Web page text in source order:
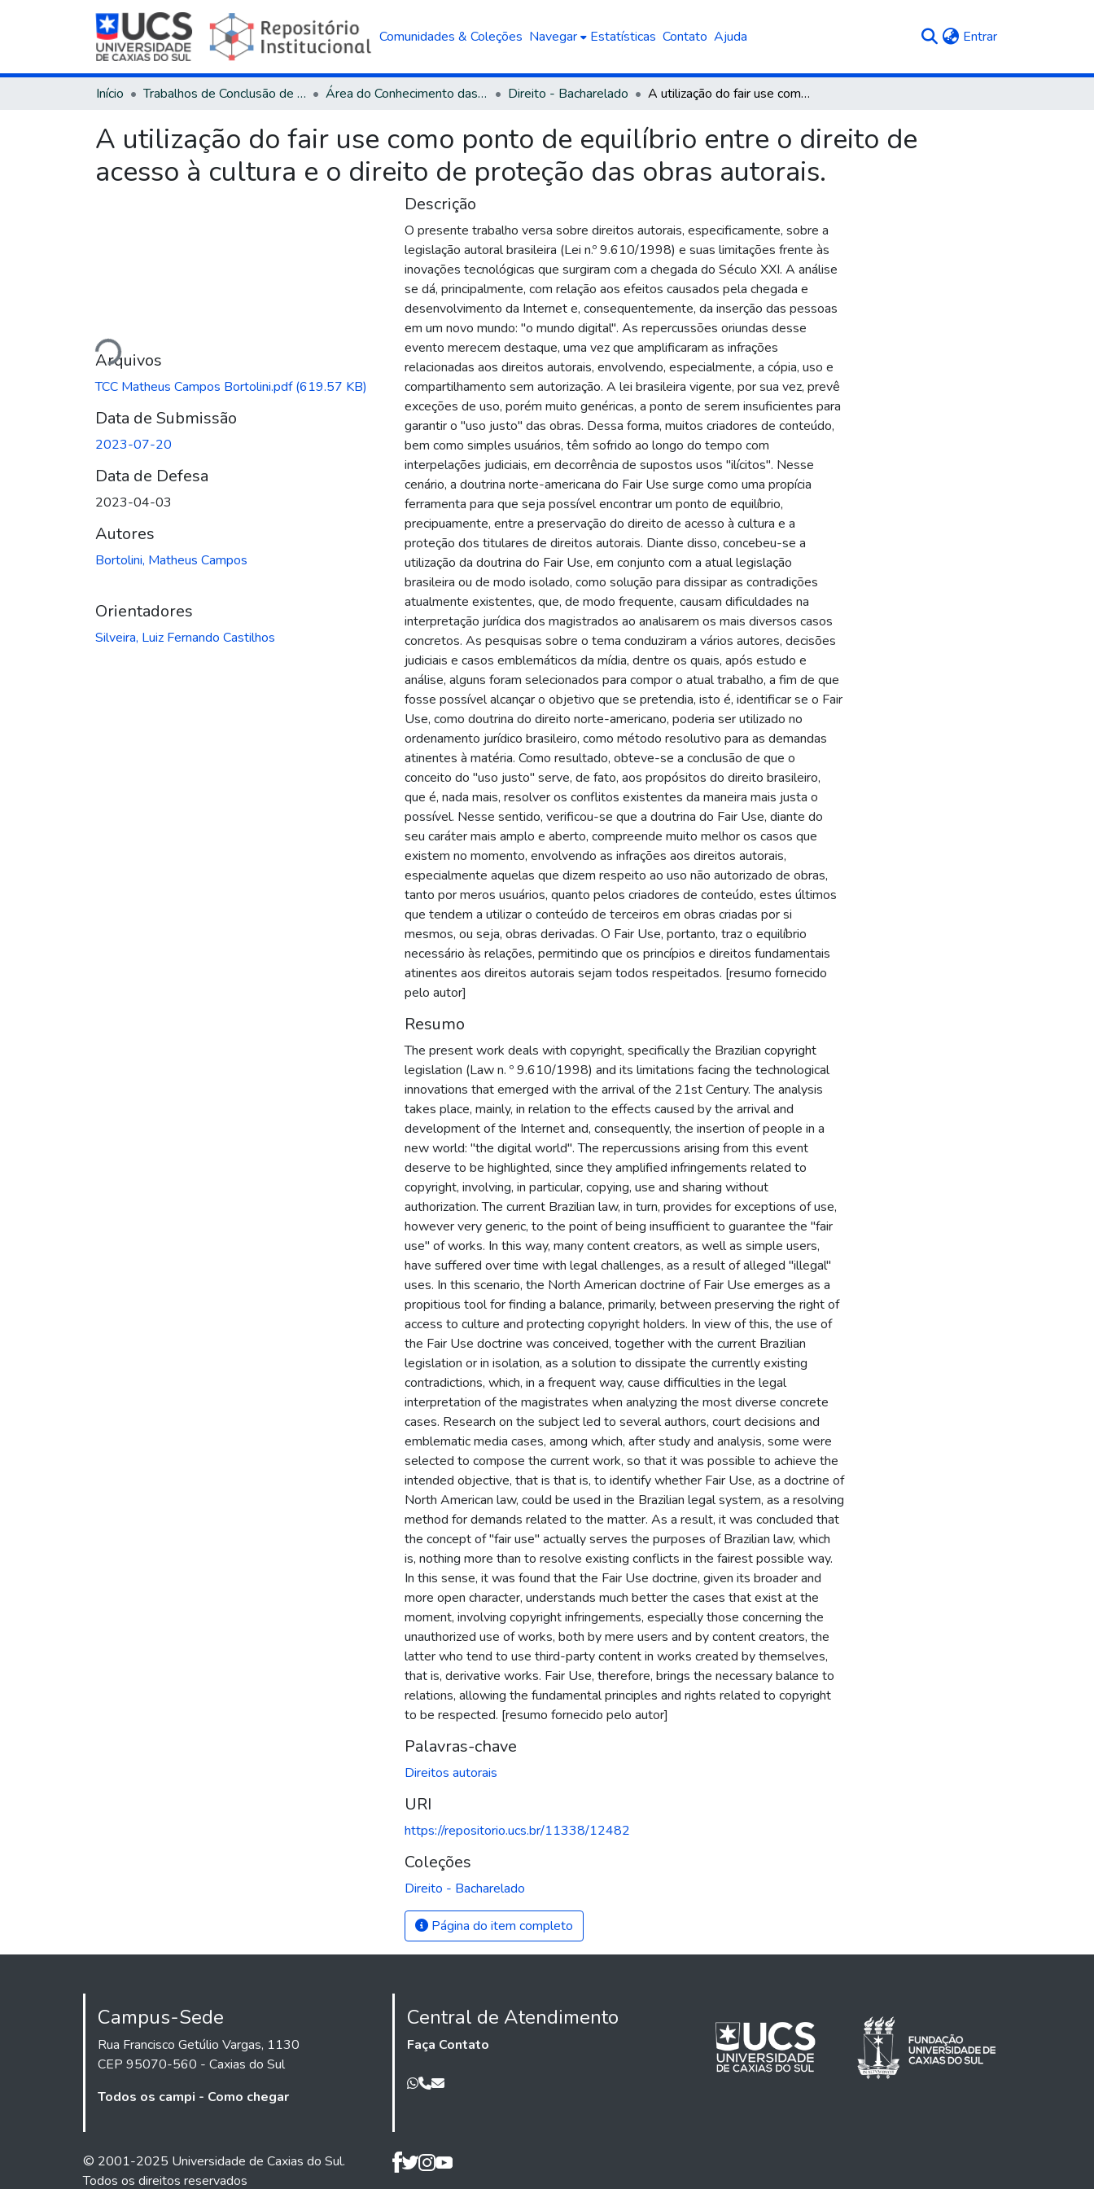
Comunidades & Coleções Navegar Estatísticas Contato Ajuda Entrar(current)
Início Trabalhos de Conclusão de Curso Área do Conhecimento das Ciências Sociais Aplicadas Direito - Bacharelado A utilização do fair use como ponto de equilíbrio entre o direito de acesso à cultura e o direito de proteção das obras autorais.
A utilização do fair use como ponto de equilíbrio entre o direito de
acesso à cultura e o direito de proteção das obras autorais.
Carregando...
Arquivos
TCC Matheus Campos Bortolini.pdf(619.57 KB)
Data de Submissão
2023-07-20
Data de Defesa
2023-04-03
Autores
Bortolini, Matheus Campos
Orientadores
Silveira, Luiz Fernando Castilhos
Descrição
O presente trabalho versa sobre direitos autorais, especificamente, sobre a
legislação autoral brasileira (Lei n.º 9.610/1998) e suas limitações frente às
inovações tecnológicas que surgiram com a chegada do Século XXI. A análise
se dá, principalmente, com relação aos efeitos causados pela chegada e
desenvolvimento da Internet e, consequentemente, da inserção das pessoas
em um novo mundo: "o mundo digital". As repercussões oriundas desse
evento merecem destaque, uma vez que amplificaram as infrações
relacionadas aos direitos autorais, envolvendo, especialmente, a cópia, uso e
compartilhamento sem autorização. A lei brasileira vigente, por sua vez, prevê
exceções de uso, porém muito genéricas, a ponto de serem insuficientes para
garantir o "uso justo" das obras. Dessa forma, muitos criadores de conteúdo,
bem como simples usuários, têm sofrido ao longo do tempo com
interpelações judiciais, em decorrência de supostos usos "ilícitos". Nesse
cenário, a doutrina norte-americana do Fair Use surge como uma propícia
ferramenta para que seja possível encontrar um ponto de equilíbrio,
precipuamente, entre a preservação do direito de acesso à cultura e a
proteção dos titulares de direitos autorais. Diante disso, concebeu-se a
utilização da doutrina do Fair Use, em conjunto com a atual legislação
brasileira ou de modo isolado, como solução para dissipar as contradições
atualmente existentes, que, de modo frequente, causam dificuldades na
interpretação jurídica dos magistrados ao analisarem os mais diversos casos
concretos. As pesquisas sobre o tema conduziram a vários autores, decisões
judiciais e casos emblemáticos da mídia, dentre os quais, após estudo e
análise, alguns foram selecionados para compor o atual trabalho, a fim de que
fosse possível alcançar o objetivo que se pretendia, isto é, identificar se o Fair
Use, como doutrina do direito norte-americano, poderia ser utilizado no
ordenamento jurídico brasileiro, como método resolutivo para as demandas
atinentes à matéria. Como resultado, obteve-se a conclusão de que o
conceito do "uso justo" serve, de fato, aos propósitos do direito brasileiro,
que é, nada mais, resolver os conflitos existentes da maneira mais justa o
possível. Nesse sentido, verificou-se que a doutrina do Fair Use, diante do
seu caráter mais amplo e aberto, compreende muito melhor os casos que
existem no momento, envolvendo as infrações aos direitos autorais,
especialmente aquelas que dizem respeito ao uso não autorizado de obras,
tanto por meros usuários, quanto pelos criadores de conteúdo, estes últimos
que tendem a utilizar o conteúdo de terceiros em obras criadas por si
mesmos, ou seja, obras derivadas. O Fair Use, portanto, traz o equilíbrio
necessário às relações, permitindo que os princípios e direitos fundamentais
atinentes aos direitos autorais sejam todos respeitados. [resumo fornecido
pelo autor]
Resumo
The present work deals with copyright, specifically the Brazilian copyright
legislation (Law n. º 9.610/1998) and its limitations facing the technological
innovations that emerged with the arrival of the 21st Century. The analysis
takes place, mainly, in relation to the effects caused by the arrival and
development of the Internet and, consequently, the insertion of people in a
new world: "the digital world". The repercussions arising from this event
deserve to be highlighted, since they amplified infringements related to
copyright, involving, in particular, copying, use and sharing without
authorization. The current Brazilian law, in turn, provides for exceptions of use,
however very generic, to the point of being insufficient to guarantee the "fair
use" of works. In this way, many content creators, as well as simple users,
have suffered over time with legal challenges, as a result of alleged "illegal"
uses. In this scenario, the North American doctrine of Fair Use emerges as a
propitious tool for finding a balance, primarily, between preserving the right of
access to culture and protecting copyright holders. In view of this, the use of
the Fair Use doctrine was conceived, together with the current Brazilian
legislation or in isolation, as a solution to dissipate the currently existing
contradictions, which, in a frequent way, cause difficulties in the legal
interpretation of the magistrates when analyzing the most diverse concrete
cases. Research on the subject led to several authors, court decisions and
emblematic media cases, among which, after study and analysis, some were
selected to compose the current work, so that it was possible to achieve the
intended objective, that is that is, to identify whether Fair Use, as a doctrine of
North American law, could be used in the Brazilian legal system, as a resolving
method for demands related to the matter. As a result, it was concluded that
the concept of "fair use" actually serves the purposes of Brazilian law, which
is, nothing more than to resolve existing conflicts in the fairest possible way.
In this sense, it was found that the Fair Use doctrine, given its broader and
more open character, understands much better the cases that exist at the
moment, involving copyright infringements, especially those concerning the
unauthorized use of works, both by mere users and by content creators, the
latter who tend to use third-party content in works created by themselves,
that is, derivative works. Fair Use, therefore, brings the necessary balance to
relations, allowing the fundamental principles and rights related to copyright
to be respected. [resumo fornecido pelo autor]
Palavras-chave
Direitos autorais
URI
https://repositorio.ucs.br/11338/12482
Coleções
Direito - Bacharelado
Página do item completo
Campus-Sede
Rua Francisco Getúlio Vargas, 1130
CEP 95070-560 - Caxias do Sul
Todos os campi - Como chegar
Central de Atendimento
Faça Contato
© 2001-2025 Universidade de Caxias do Sul.
Todos os direitos reservados